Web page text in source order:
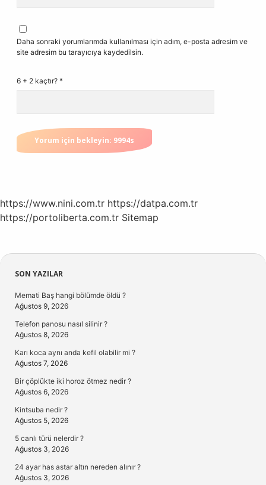
Daha sonraki yorumlarımda kullanılması için adım, e-posta adresim ve
site adresim bu tarayıcıya kaydedilsin.
6 + 2 kaçtır? *
https://www.nini.com.tr https://datpa.com.tr
https://portoliberta.com.tr Sitemap
Sidebar
SON YAZILAR
Memati Baş hangi bölümde öldü ?
Ağustos 9, 2026
Telefon panosu nasıl silinir ?
Ağustos 8, 2026
Karı koca aynı anda kefil olabilir mi ?
Ağustos 7, 2026
Bir çöplükte iki horoz ötmez nedir ?
Ağustos 6, 2026
Kintsuba nedir ?
Ağustos 5, 2026
5 canlı türü nelerdir ?
Ağustos 3, 2026
24 ayar has astar altın nereden alınır ?
Ağustos 3, 2026